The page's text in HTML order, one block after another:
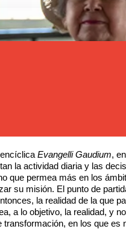
Evangelli Gaudium,
la actividad diaria y las
que permea más en los
su misión. El punto de
la realidad de la que
a lo objetivo, la realidad, y
transformación, en los que